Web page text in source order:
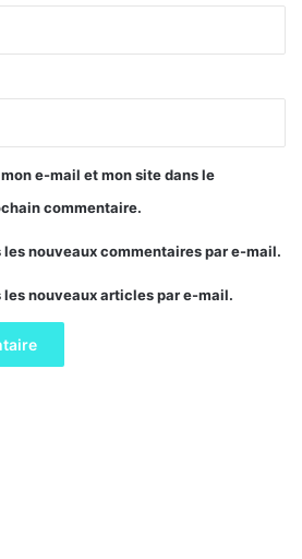
e-mail et mon site dans le
commentaire.
nouveaux commentaires par e-mail.
nouveaux articles par e-mail.